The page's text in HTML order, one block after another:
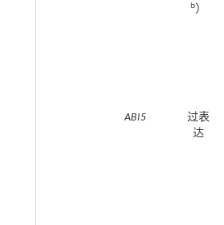
b）
ABI5
过表
达